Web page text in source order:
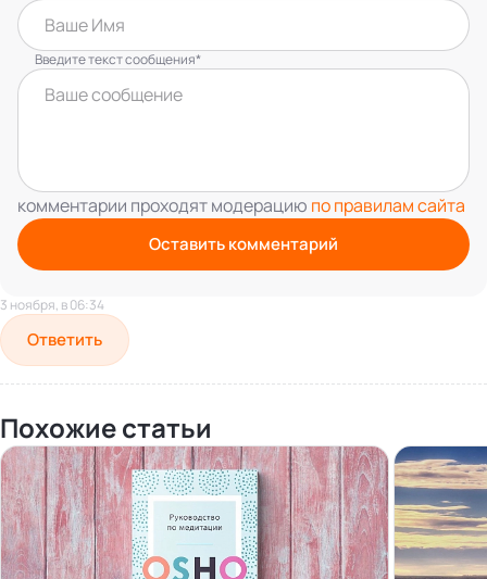
Введите текст сообщения*
комментарии проходят модерацию по правилам сайта
Оставить комментарий
3 ноября, в 06:34
Ответить
Похожие статьи